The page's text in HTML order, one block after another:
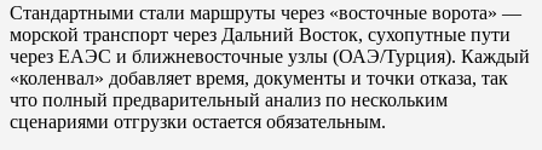
Стандартными стали маршруты через «восточные ворота» —
морской транспорт через Дальний Восток, сухопутные пути
через ЕАЭС и ближневосточные узлы (ОАЭ/Турция). Каждый
«коленвал» добавляет время, документы и точки отказа, так
что полный предварительный анализ по нескольким
сценариями отгрузки остается обязательным.